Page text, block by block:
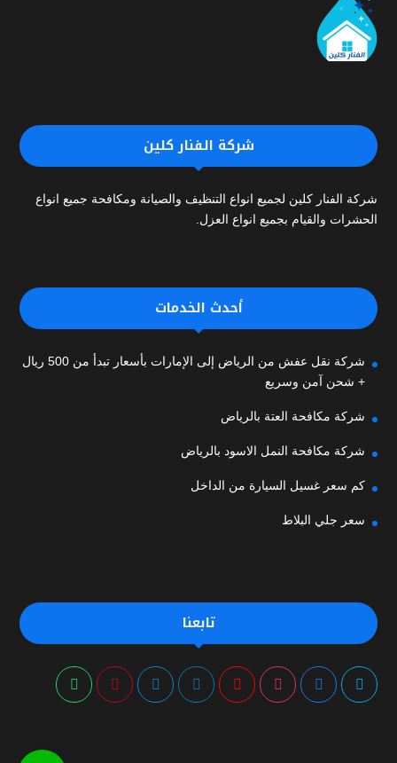
شركة الفنار كلين
شركة الفنار كلين لجميع انواع التنظيف والصيانة ومكافحة جميع انواع
الحشرات والقيام بجميع انواع العزل.
أحدث الخدمات
شركة نقل عفش من الرياض إلى الإمارات بأسعار تبدأ من 500 ريال
+ شحن آمن وسريع
شركة مكافحة العتة بالرياض
شركة مكافحة النمل الاسود بالرياض
كم سعر غسيل السيارة من الداخل
سعر جلي البلاط
تابعنا